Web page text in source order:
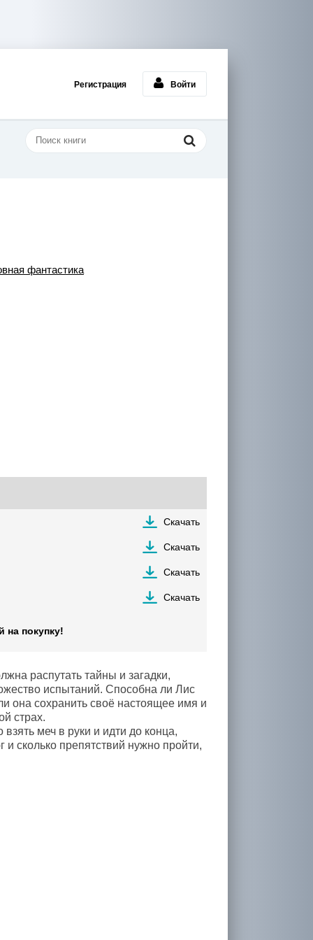
Регистрация Войти
фантастика
Скачать
Скачать
Скачать
Скачать
на покупку!
распутать тайны и загадки,
испытаний. Способна ли Лис
она сохранить своё настоящее имя и
страх.
меч в руки и идти до конца,
и сколько препятствий нужно пройти,